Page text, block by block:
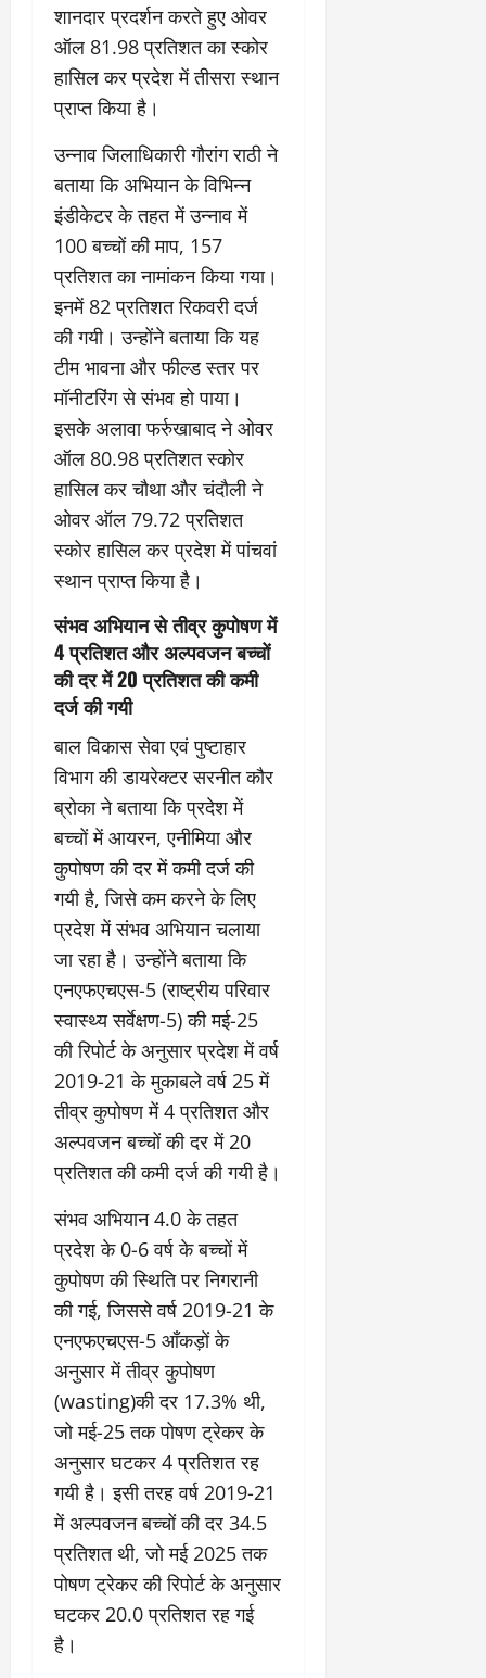
शानदार प्रदर्शन करते हुए ओवर
ऑल 81.98 प्रतिशत का स्कोर
हासिल कर प्रदेश में तीसरा स्थान
प्राप्त किया है।
उन्नाव जिलाधिकारी गौरांग राठी ने
बताया कि अभियान के विभिन्न
इंडीकेटर के तहत में उन्नाव में
100 बच्चों की माप, 157
प्रतिशत का नामांकन किया गया।
इनमें 82 प्रतिशत रिकवरी दर्ज
की गयी। उन्होंने बताया कि यह
टीम भावना और फील्ड स्तर पर
मॉनीटरिंग से संभव हो पाया।
इसके अलावा फर्रुखाबाद ने ओवर
ऑल 80.98 प्रतिशत स्कोर
हासिल कर चौथा और चंदौली ने
ओवर ऑल 79.72 प्रतिशत
स्कोर हासिल कर प्रदेश में पांचवां
स्थान प्राप्त किया है।
संभव अभियान से तीव्र कुपोषण में
4 प्रतिशत और अल्पवजन बच्चों
की दर में 20 प्रतिशत की कमी
दर्ज की गयी
बाल विकास सेवा एवं पुष्टाहार
विभाग की डायरेक्टर सरनीत कौर
ब्रोका ने बताया कि प्रदेश में
बच्चों में आयरन, एनीमिया और
कुपोषण की दर में कमी दर्ज की
गयी है, जिसे कम करने के लिए
प्रदेश में संभव अभियान चलाया
जा रहा है। उन्होंने बताया कि
एनएफएचएस-5 (राष्ट्रीय परिवार
स्वास्थ्य सर्वेक्षण-5) की मई-25
की रिपोर्ट के अनुसार प्रदेश में वर्ष
2019-21 के मुकाबले वर्ष 25 में
तीव्र कुपोषण में 4 प्रतिशत और
अल्पवजन बच्चों की दर में 20
प्रतिशत की कमी दर्ज की गयी है।
संभव अभियान 4.0 के तहत
प्रदेश के 0-6 वर्ष के बच्चों में
कुपोषण की स्थिति पर निगरानी
की गई, जिससे वर्ष 2019-21 के
एनएफएचएस-5 आँकड़ों के
अनुसार में तीव्र कुपोषण
(wasting)की दर 17.3% थी,
जो मई-25 तक पोषण ट्रेकर के
अनुसार घटकर 4 प्रतिशत रह
गयी है। इसी तरह वर्ष 2019-21
में अल्पवजन बच्चों की दर 34.5
प्रतिशत थी, जो मई 2025 तक
पोषण ट्रेकर की रिपोर्ट के अनुसार
घटकर 20.0 प्रतिशत रह गई
है।